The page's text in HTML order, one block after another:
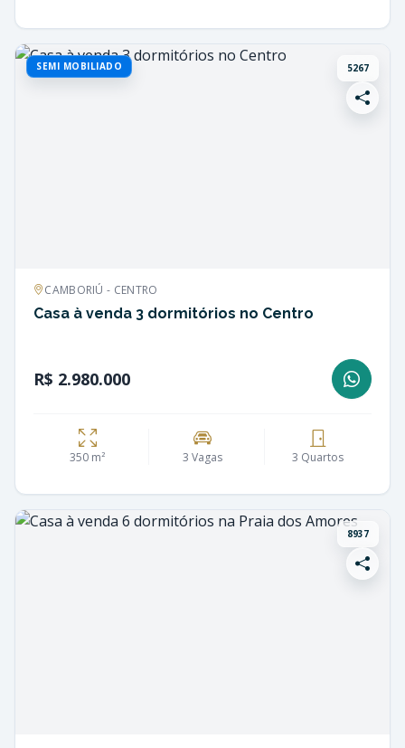
SEMI MOBILIADO 5267
CAMBORIÚ - CENTRO
Casa à venda 3 dormitórios no Centro
R$ 2.980.000
350 m² 3 Vagas 3 Quartos
8937